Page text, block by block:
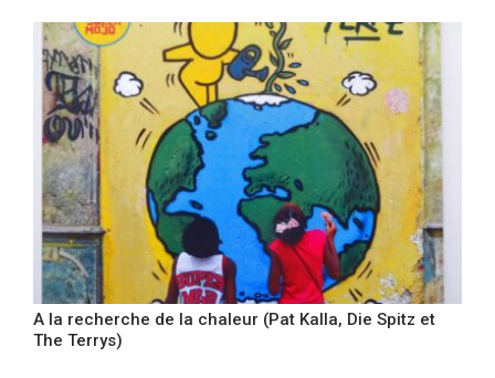
A la recherche de la chaleur (Pat Kalla, Die Spitz et
The Terrys)